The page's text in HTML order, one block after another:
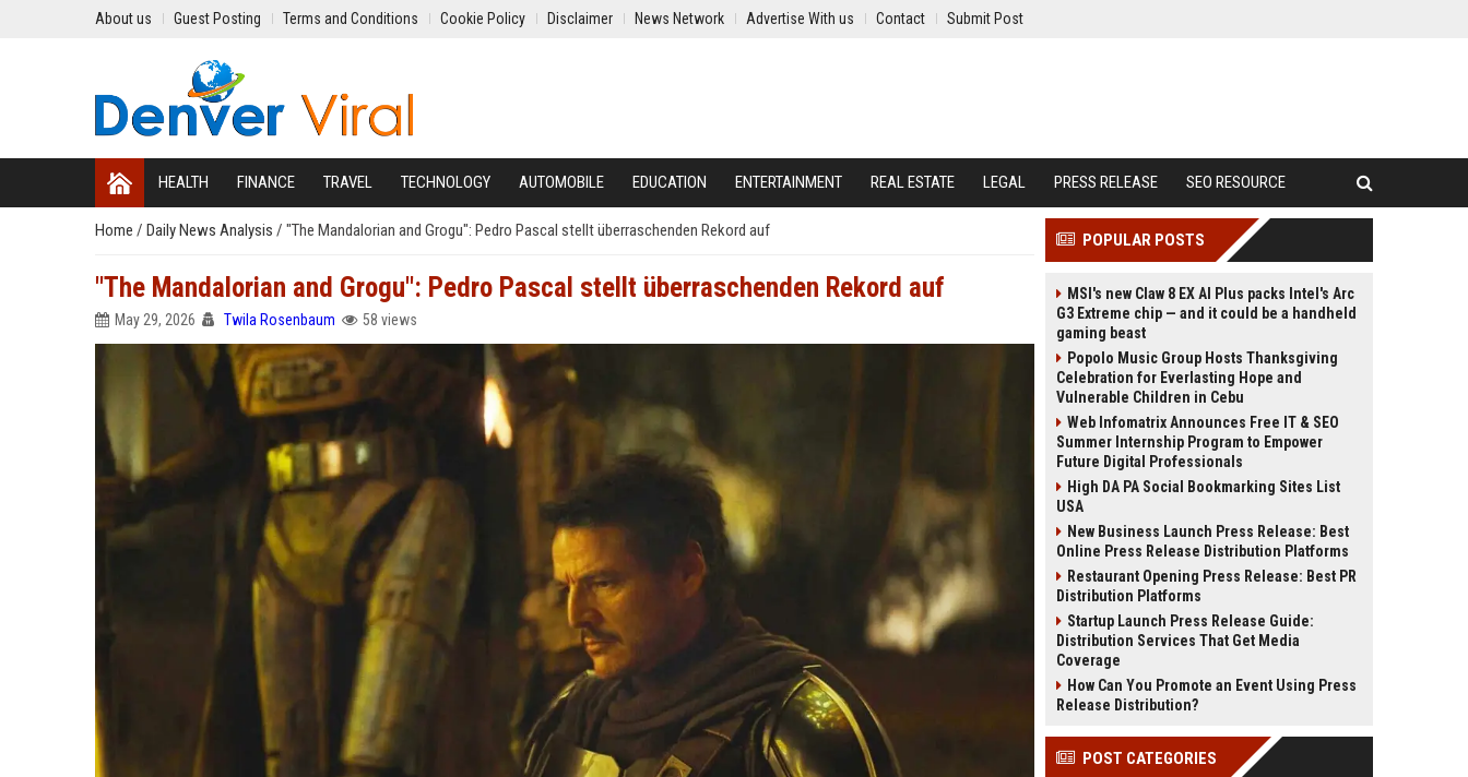
About us Guest Posting Terms and Conditions Cookie Policy Disclaimer News Network Advertise With us Contact Submit Post
HEALTH FINANCE TRAVEL TECHNOLOGY AUTOMOBILE EDUCATION ENTERTAINMENT REAL ESTATE LEGAL PRESS RELEASE SEO RESOURCE
Home / Daily News Analysis / "The Mandalorian and Grogu": Pedro Pascal stellt überraschenden Rekord auf
"The Mandalorian and Grogu": Pedro Pascal stellt überraschenden Rekord auf
May 29, 2026 Twila Rosenbaum 58 views
POPULAR POSTS
MSI's new Claw 8 EX AI Plus packs Intel's Arc
G3 Extreme chip — and it could be a handheld
gaming beast
Popolo Music Group Hosts Thanksgiving
Celebration for Everlasting Hope and
Vulnerable Children in Cebu
Web Infomatrix Announces Free IT & SEO
Summer Internship Program to Empower
Future Digital Professionals
High DA PA Social Bookmarking Sites List
USA
New Business Launch Press Release: Best
Online Press Release Distribution Platforms
Restaurant Opening Press Release: Best PR
Distribution Platforms
Startup Launch Press Release Guide:
Distribution Services That Get Media
Coverage
How Can You Promote an Event Using Press
Release Distribution?
POST CATEGORIES